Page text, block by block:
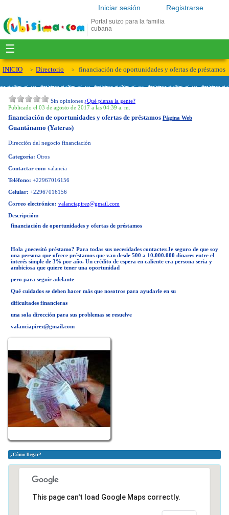
Registrarse
Iniciar sesión
Portal suizo para la familia
cubana
☰
INICIO Directorio financiación de oportunidades y ofertas de préstamos
Sin opiniones ¿Qué piensa la gente?
Publicado el 03 de agosto de 2017 a las 04:39 a. m.
financiación de oportunidades y ofertas de préstamos Página Web
Guantánamo (Yateras)
Dirección del negocio financiación
Categoría: Otros
Contactar con: valancia
Teléfono: +22967016156
Celular: +22967016156
Correo electrónico: valanciapirez@gmail.com
Descripción:
financiación de oportunidades y ofertas de préstamos
Hola ¿necesitó préstamo? Para todas sus necesidades contacter.Je seguro de que soy
una persona que ofrece préstamos que van desde 500 a 10.000.000 dinares entre el
interés simple de 3% por año. Un crédito de espera en caliente era persona seria y
ambiciosa que quiere tener una oportunidad
pero para seguir adelante
Qué cuidados se deben hacer más que nosotros para ayudarle en su
dificultades financieras
una sola dirección para sus problemas se resuelve
valanciapirez@gmail.com
¿Cómo llegar?
This page can't load Google Maps correctly.